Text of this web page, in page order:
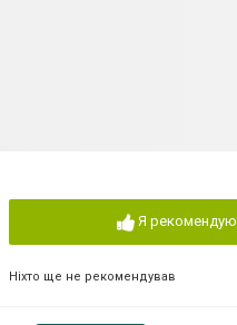
Я рекомендую
Ніхто ще не рекомендував